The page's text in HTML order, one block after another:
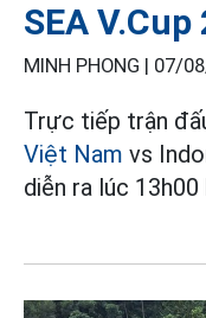
SEA V.Cup
MINH PHONG | 07/
Trực tiếp trận
Việt Nam vs
diễn ra lúc 13h00